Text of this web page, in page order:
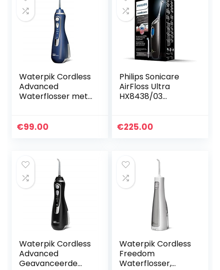
Waterpik Cordless
Advanced
Waterflosser met
Verwijderen van
€99.00
Philips Sonicare
AirFloss Ultra
HX8438/03
met 2
€225.00
Waterpik Cordless
Advanced
Geavanceerde
Waterpik Cordless
Freedom
Waterflosser,